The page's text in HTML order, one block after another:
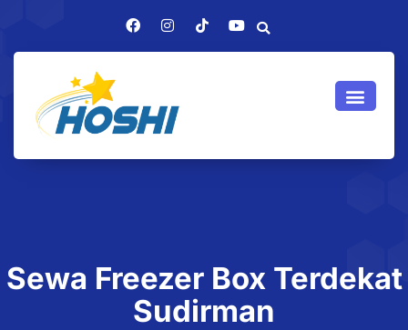
Sewa Freezer Box Terdekat
Sudirman